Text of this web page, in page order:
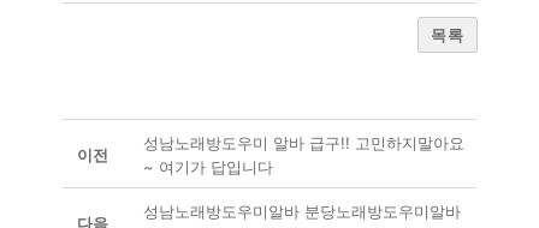
목록
이전
성남노래방도우미 알바 급구!! 고민하지말아요
~ 여기가 답입니다
다음
성남노래방도우미알바 분당노래방도우미알바